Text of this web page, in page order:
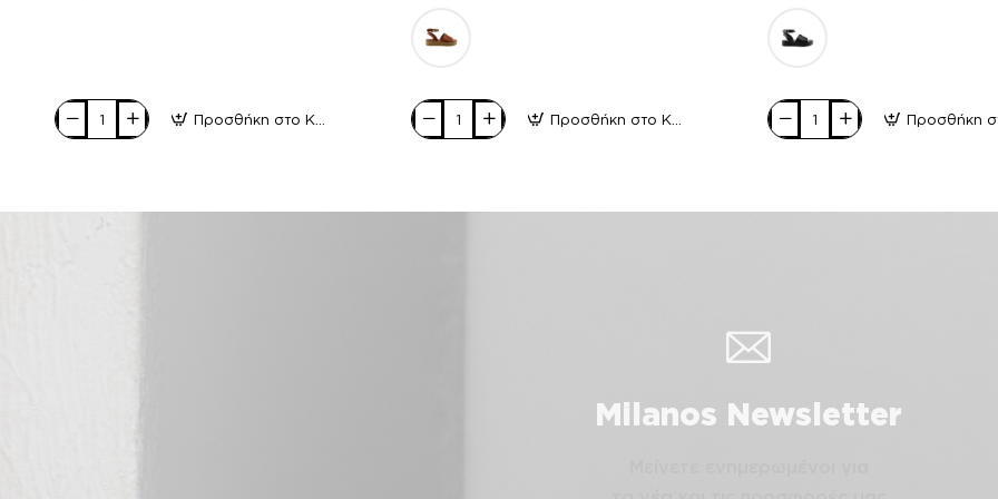
Act
Shoes
Δέρμα
Προσθήκη στο Καλάθι
Milanos
Γυναικεία
320
Προσθήκη στο Καλάθι
Milanos
Γυναικεία
320
Milanos Newsletter